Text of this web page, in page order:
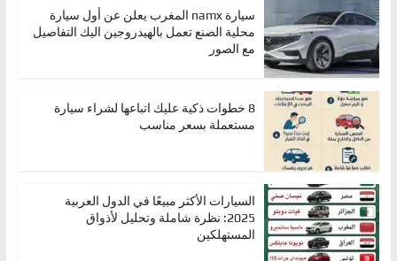
سيارة namx المغرب يعلن عن أول سيارة
محلية الصنع تعمل بالهيدروجين اليك التفاصيل
مع الصور
8 خطوات ذكية عليك اتباعها لشراء سيارة
مستعملة بسعر مناسب
السيارات الأكثر مبيعًا في الدول العربية
2025: نظرة شاملة وتحليل لأذواق
المستهلكين